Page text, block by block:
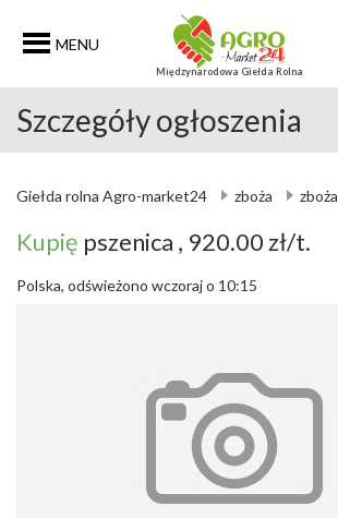
MENU
Międzynarodowa Giełda Rolna
Szczegóły ogłoszenia
Giełda rolna Agro-market24 zboża zboża
Kupię pszenica , 920.00 zł/t.
Polska, odświeżono wczoraj o 10:15